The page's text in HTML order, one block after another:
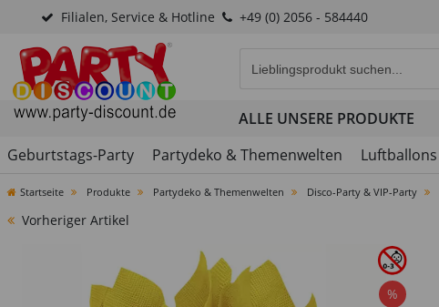
Filialen, Service & Hotline +49 (0) 2056 - 584440
ALLE UNSERE PRODUKTE
Geburtstags-Party
Partydeko & Themenwelten Luftballons
Startseite Produkte Partydeko & Themenwelten Disco-Party & VIP-Party
Vorheriger Artikel
%